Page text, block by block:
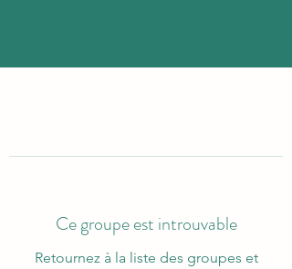
Ce groupe est introuvable
Retournez à la liste des groupes et